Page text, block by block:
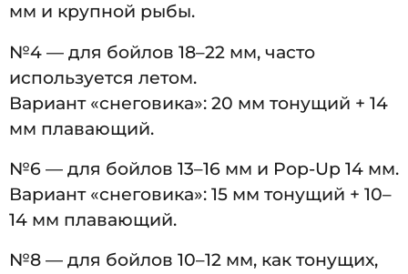
мм и крупной рыбы.
№4 — для бойлов 18–22 мм, часто
используется летом.
Вариант «снеговика»: 20 мм тонущий + 14
мм плавающий.
№6 — для бойлов 13–16 мм и Pop-Up 14 мм.
Вариант «снеговика»: 15 мм тонущий + 10–
14 мм плавающий.
№8 — для бойлов 10–12 мм, как тонущих,